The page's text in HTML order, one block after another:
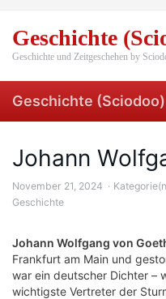
main
content
Geschichte
Geschichte und Zeitgeschehen by
Geschichte (Sciodoo)
Johann
November 21, 2024
Geschichte
Johann Wolfgang von
Frankfurt am Main und
war ein deutscher Dichter –
wichtigste Vertreter der